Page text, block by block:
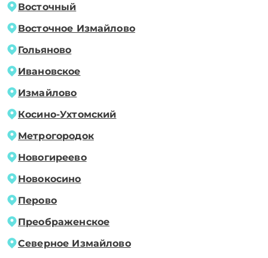
Восточный
Восточное Измайлово
Гольяново
Ивановское
Измайлово
Косино-Ухтомский
Метрогородок
Новогиреево
Новокосино
Перово
Преображенское
Северное Измайлово